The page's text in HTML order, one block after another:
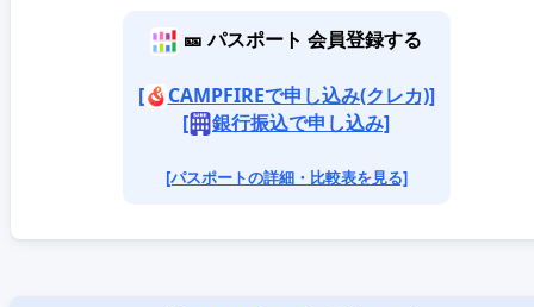
🎫 パスポート 会員登録する
[
CAMPFIREで申し込み(クレカ)]
[
銀行振込で申し込み]
[パスポートの詳細・比較表を見る]